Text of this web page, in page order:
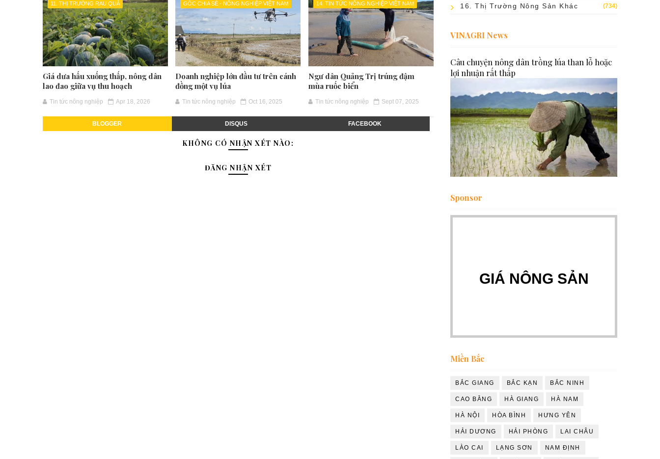
11. THỊ TRƯỜNG RAU QUẢ
Giá dưa hấu xuống thấp, nông dân
lao đao giữa vụ thu hoạch
Tin tức nông nghiệp Apr 18, 2026
GÓC CHIA SẺ - NÔNG NGHIỆP VIỆT NAM
Doanh nghiệp lớn đầu tư trên cánh
đồng một vụ lúa
Tin tức nông nghiệp Oct 16, 2025
14. TIN TỨC NÔNG NGHIỆP VIỆT NAM
Ngư dân Quảng Trị trúng đậm
mùa ruốc biển
Tin tức nông nghiệp Sept 07, 2025
BLOGGER DISQUS FACEBOOK
KHÔNG CÓ NHẬN XÉT NÀO:
ĐĂNG NHẬN XÉT
16. Thị Trường Nông Sản Khác (734)
VINAGRI News
Câu chuyện nông dân trồng lúa than lỗ hoặc
lợi nhuận rất thấp
Sponsor
GIÁ NÔNG SẢN
Miền Bắc
BẮC GIANG BẮC KẠN BẮC NINH
CAO BẰNG HÀ GIANG HÀ NAM
HÀ NỘI HÒA BÌNH HƯNG YÊN
HẢI DƯƠNG HẢI PHÒNG LAI CHÂU
LÀO CAI LẠNG SƠN NAM ĐỊNH